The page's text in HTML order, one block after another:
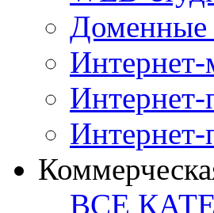
Доменные
ВСЕ